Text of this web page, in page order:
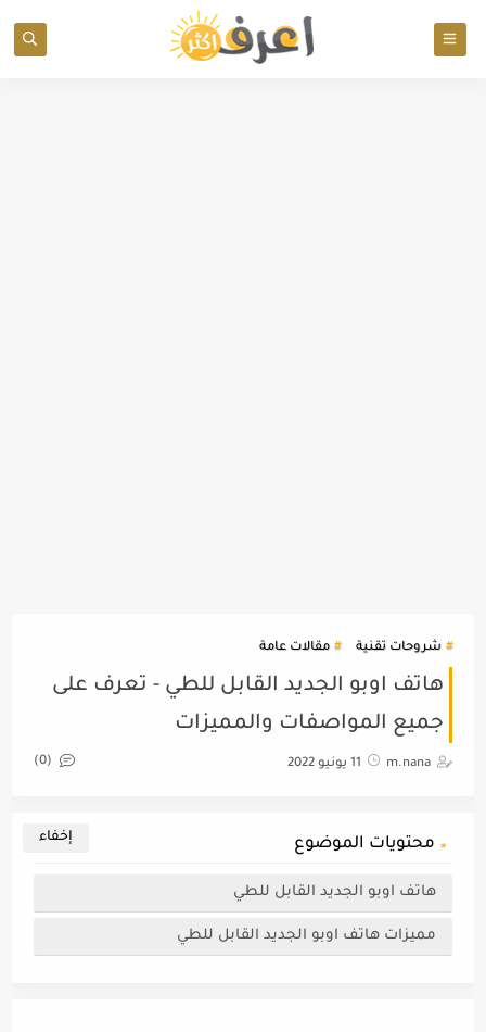
شروحات تقنية مقالات عامة
هاتف اوبو الجديد القابل للطي - تعرف على
جميع المواصفات والمميزات
m.nana 11 يونيو 2022 (0)
محتويات الموضوع
هاتف اوبو الجديد القابل للطي
مميزات هاتف اوبو الجديد القابل للطي